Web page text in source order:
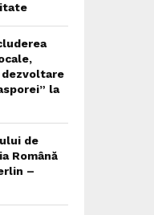
dezvoltare
la
de
Română
–